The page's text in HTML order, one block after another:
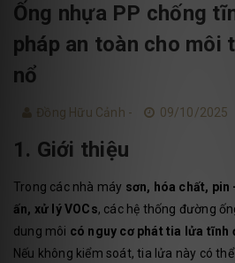
Ống nhựa PP chống
pháp an toàn cho môi
nổ
Đồng Hữu Cảnh - 09/10/2025
1. Giới thiệu
Trong các nhà máy sơn, hóa chất, pin
ấn, xử lý VOCs, các hệ thống đường
dung môi có nguy cơ phát tia lửa tĩnh
Nếu không kiểm soát, tia lửa này có thể